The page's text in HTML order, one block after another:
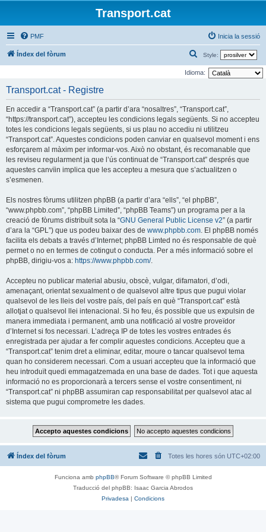
Transport.cat
PMF Inicia la sessió
Índex del fòrum Style:
e
a
Idioma:
Transport.cat - Registre
En accedir a “Transport.cat” (a partir d’ara “nosaltres”, “Transport.cat”,
“https://transport.cat”), accepteu les condicions legals següents. Si no accepteu
totes les condicions legals següents, si us plau no accediu ni utilitzeu
“Transport.cat”. Aquestes condicions poden canviar en qualsevol moment i ens
esforçarem al màxim per informar-vos. Això no obstant, és recomanable que
les reviseu regularment ja que l’ús continuat de “Transport.cat” després que
aquestes canvïin implica que les accepteu a mesura que s’actualitzen o
s’esmenen.
Els nostres fòrums utilitzen phpBB (a partir d’ara “ells”, “el phpBB”,
“www.phpbb.com”, “phpBB Limited”, “phpBB Teams”) un programa per a la
creació de fòrums distribuït sota la “GNU General Public License v2” (a partir
d’ara la “GPL”) que us podeu baixar des de www.phpbb.com . El phpBB només
facilita els debats a través d’Internet; phpBB Limted no és responsable de què
permet o no en termes de cotingut o conducta. Per a més informació sobre el
phpBB, dirigiu-vos a: https://www.phpbb.com/.
Accepteu no publicar material abusiu, obscè, vulgar, difamatori, d’odi,
amenaçant, orientat sexualment o de qualsevol altre tipus que pugui violar
qualsevol de les lleis del vostre país, del país en què “Transport.cat” està
allotjat o qualsevol llei intenacional. Si ho feu, és possible que us expulsin de
manera immediata i permanent, amb una notificació al vostre proveïdor
d’Internet si fos necessari. L’adreça IP de totes les vostres entrades és
enregistrada per ajudar a fer complir aquestes condicions. Accepteu que a
“Transport.cat” tenim dret a eliminar, editar, moure o tancar qualsevol tema
quan ho considerem necessari. Com a usuari accepteu que la informació que
heu introduït quedi emmagatzemada en una base de dades. Tot i que aquesta
informació no es proporcionarà a tercers sense el vostre consentiment, ni
“Transport.cat” ni phpBB assumiran cap responsabilitat per qualsevol atac al
sistema que pugui comprometre les dades.
Índex del fòrum Totes les hores són UTC+02:00
Funciona amb phpBB® Forum Software © phpBB Limited
Traducció del phpBB: Isaac Garcia Abrodos
Privadesa | Condicions